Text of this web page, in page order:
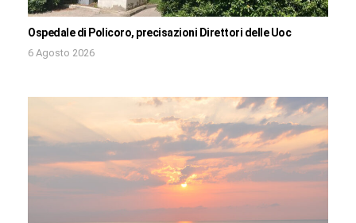
Ospedale di Policoro, precisazioni Direttori delle Uoc
6 Agosto 2026